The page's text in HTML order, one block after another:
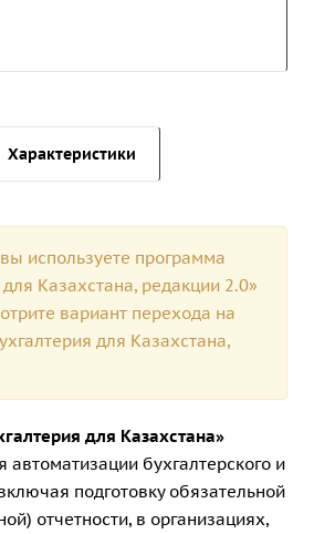
Характеристики
используете программа
Казахстана, редакции 2.0»
вариант перехода на
для Казахстана,
для Казахстана»
автоматизации бухгалтерского и
подготовку обязательной
отчетности, в организациях,